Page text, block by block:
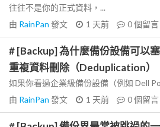
往往不是你的正式資料，...
由 RainPan 發文 1 天前 0個留言
# [Backup] 為什麼備份設備可以
重複資料刪除（Deduplication）
如果你看過企業級備份設備（例如 Dell
由 RainPan 發文 1 天前 0個留言